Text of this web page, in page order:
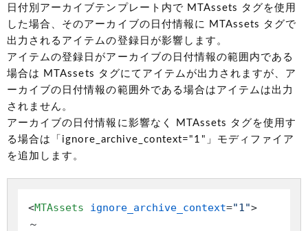
日付別アーカイブテンプレート内で MTAssets タグを使用
した場合、そのアーカイブの日付情報に MTAssets タグで
出力されるアイテムの登録日が影響します。
アイテムの登録日がアーカイブの日付情報の範囲内である
場合は MTAssets タグにてアイテムが出力されますが、ア
ーカイブの日付情報の範囲外である場合はアイテムは出力
されません。
アーカイブの日付情報に影響なく MTAssets タグを使用す
る場合は「ignore_archive_context="1"」モディファイア
を追加します。
<MTAssets ignore_archive_context="1">